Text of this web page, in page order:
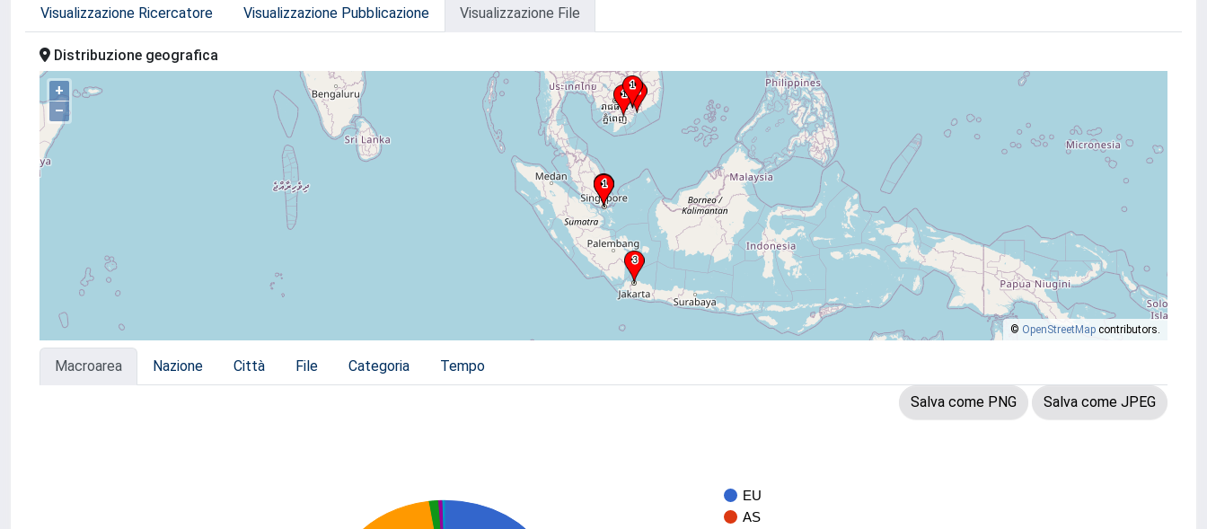
Visualizzazione Ricercatore Visualizzazione Pubblicazione Visualizzazione File
Distribuzione geografica
+
–
© OpenStreetMap contributors.
Macroarea Nazione Città File Categoria Tempo
Salva come PNG Salva come JPEG
EU
AS